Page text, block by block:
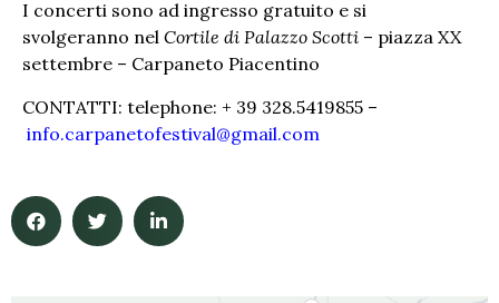
I concerti sono ad ingresso gratuito e si
svolgeranno nel Cortile di Palazzo Scotti – piazza XX
settembre – Carpaneto Piacentino
CONTATTI: telephone: + 39 328.5419855 –
info.carpanetofestival@gmail.com